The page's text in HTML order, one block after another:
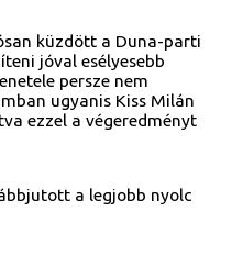
küzdött a Duna-parti
jóval esélyesebb
persze nem
ugyanis Kiss Milán
ezzel a végeredményt
a legjobb nyolc